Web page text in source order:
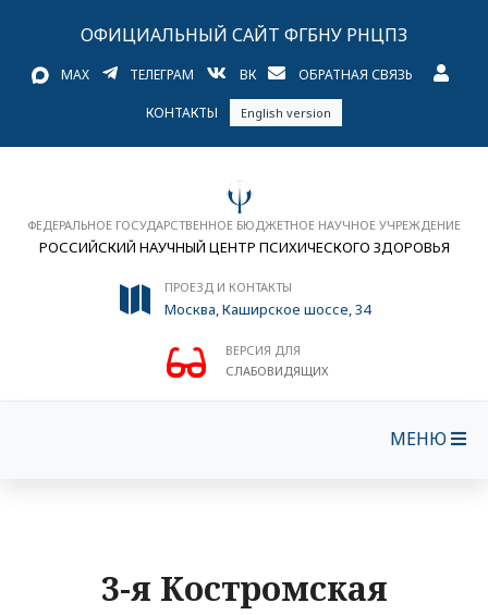
ОФИЦИАЛЬНЫЙ САЙТ ФГБНУ РНЦПЗ
MAX ТЕЛЕГРАМ ВК ОБРАТНАЯ СВЯЗЬ
КОНТАКТЫ English version
ФЕДЕРАЛЬНОЕ ГОСУДАРСТВЕННОЕ БЮДЖЕТНОЕ НАУЧНОЕ УЧРЕЖДЕНИЕ
РОССИЙСКИЙ НАУЧНЫЙ ЦЕНТР ПСИХИЧЕСКОГО ЗДОРОВЬЯ
ПРОЕЗД И КОНТАКТЫ
Москва, Каширское шоссе, 34
ВЕРСИЯ ДЛЯ
СЛАБОВИДЯЩИХ
МЕНЮ
3-я Костромская